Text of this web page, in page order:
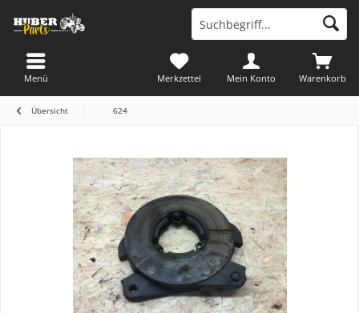
Warenkorb
Merkzettel Mein Konto
Menü
Übersicht 624